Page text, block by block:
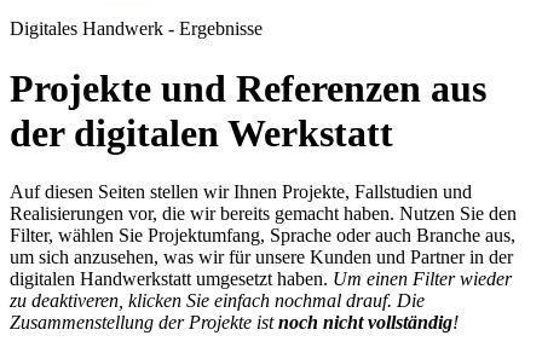
Digitales Handwerk - Ergebnisse
Projekte und Referenzen aus
der digitalen Werkstatt
Auf diesen Seiten stellen wir Ihnen Projekte, Fallstudien und
Realisierungen vor, die wir bereits gemacht haben. Nutzen Sie den
Filter, wählen Sie Projektumfang, Sprache oder auch Branche aus,
um sich anzusehen, was wir für unsere Kunden und Partner in der
digitalen Handwerkstatt umgesetzt haben. Um einen Filter wieder
zu deaktiveren, klicken Sie einfach nochmal drauf. Die
Zusammenstellung der Projekte istnoch nicht vollständig!